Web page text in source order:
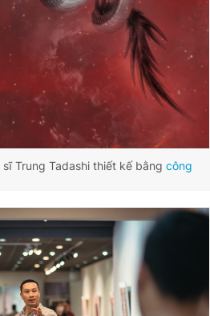
Trung Tadashi thiết kế bằng công